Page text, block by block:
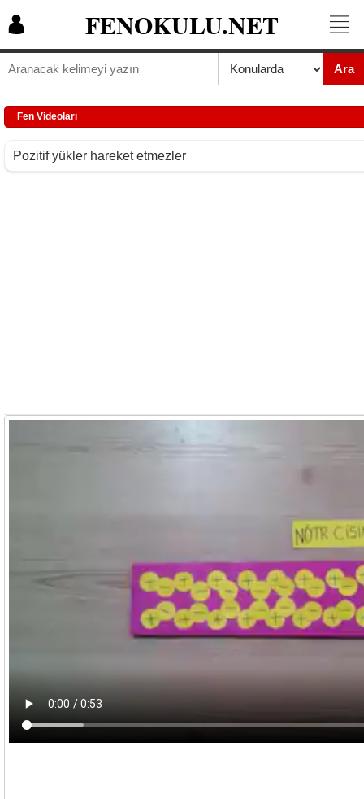
FENOKULU.NET
Ara
Fen Videoları
Pozitif yükler hareket etmezler